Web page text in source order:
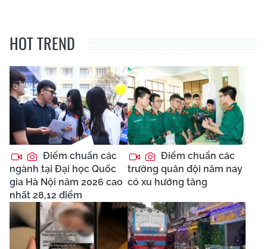
HOT TREND
Điểm chuẩn các
ngành tại Đại học Quốc
gia Hà Nội năm 2026 cao
nhất 28,12 điểm
Điểm chuẩn các
trường quân đội năm nay
có xu hướng tăng